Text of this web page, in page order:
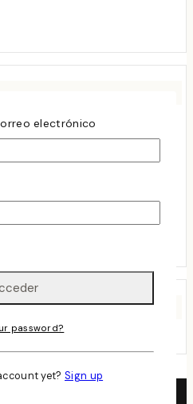
BLANC
debería Ser Tu Nuevo Plan
electrónico
password?
yet? Sign up